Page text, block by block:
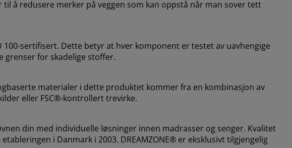
å redusere merker på veggen som kan oppstå når man sover tett
100-sertifisert. Dette betyr at hver komponent er testet av uavhengige
grenser for skadelige stoffer.
materialer i dette produktet kommer fra en kombinasjon av
eller FSC®-kontrollert trevirke.
din med individuelle løsninger innen madrasser og senger. Kvalitet
i Danmark i 2003. DREAMZONE® er eksklusivt tilgjengelig